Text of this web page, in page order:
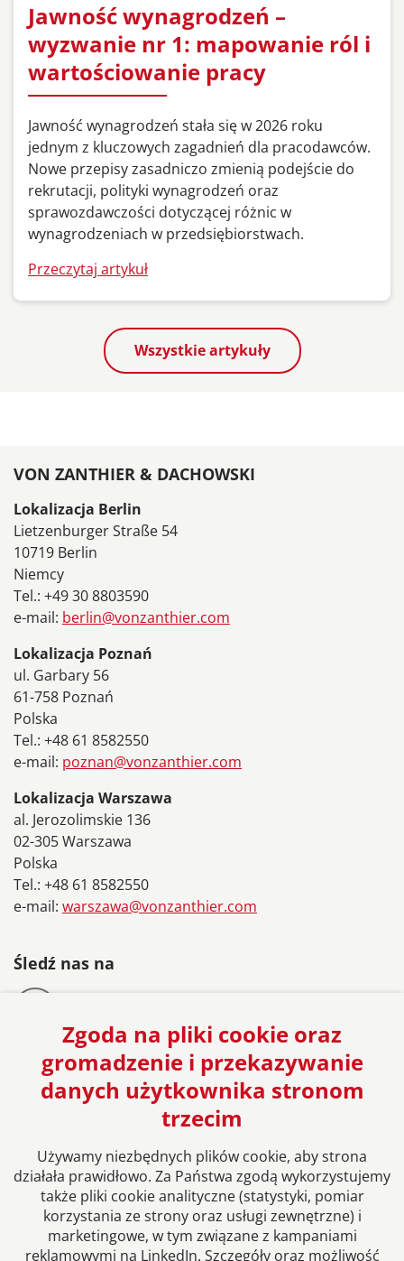
Jawność wynagrodzeń –
wyzwanie nr 1: mapowanie ról i
wartościowanie pracy
Jawność wynagrodzeń stała się w 2026 roku
jednym z kluczowych zagadnień dla pracodawców.
Nowe przepisy zasadniczo zmienią podejście do
rekrutacji, polityki wynagrodzeń oraz
sprawozdawczości dotyczącej różnic w
wynagrodzeniach w przedsiębiorstwach.
Przeczytaj artykuł
Wszystkie artykuły
VON ZANTHIER & DACHOWSKI
Lokalizacja Berlin
Lietzenburger Straße 54
10719 Berlin
Niemcy
Tel.: +49 30 8803590
e-mail: berlin@vonzanthier.com
Lokalizacja Poznań
ul. Garbary 56
61-758 Poznań
Polska
Tel.: +48 61 8582550
e-mail: poznan@vonzanthier.com
Lokalizacja Warszawa
al. Jerozolimskie 136
02-305 Warszawa
Polska
Tel.: +48 61 8582550
e-mail: warszawa@vonzanthier.com
Śledź nas na
Europejska sieć Kancelarii Prawnych
Zgoda na pliki cookie oraz
gromadzenie i przekazywanie
danych użytkownika stronom
trzecim
Używamy niezbędnych plików cookie, aby strona
działała prawidłowo. Za Państwa zgodą wykorzystujemy
także pliki cookie analityczne (statystyki, pomiar
korzystania ze strony oraz usługi zewnętrzne) i
marketingowe, w tym związane z kampaniami
reklamowymi na LinkedIn. Szczegóły oraz możliwość